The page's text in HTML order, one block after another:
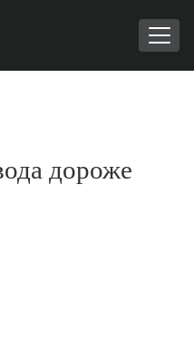
дороже